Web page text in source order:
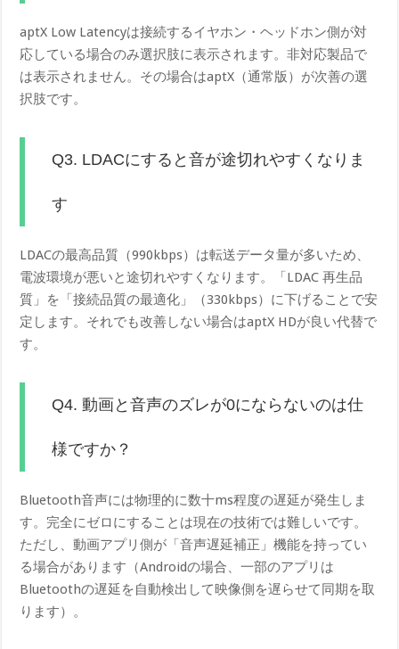
aptX Low Latencyは接続するイヤホン・ヘッドホン側が対
応している場合のみ選択肢に表示されます。非対応製品で
は表示されません。その場合はaptX（通常版）が次善の選
択肢です。
Q3. LDACにすると音が途切れやすくなりま
す
LDACの最高品質（990kbps）は転送データ量が多いため、
電波環境が悪いと途切れやすくなります。「LDAC 再生品
質」を「接続品質の最適化」（330kbps）に下げることで安
定します。それでも改善しない場合はaptX HDが良い代替で
す。
Q4. 動画と音声のズレが0にならないのは仕
様ですか？
Bluetooth音声には物理的に数十ms程度の遅延が発生しま
す。完全にゼロにすることは現在の技術では難しいです。
ただし、動画アプリ側が「音声遅延補正」機能を持ってい
る場合があります（Androidの場合、一部のアプリは
Bluetoothの遅延を自動検出して映像側を遅らせて同期を取
ります）。